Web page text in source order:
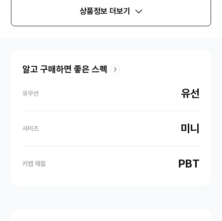
상품정보 더보기
알고 구매하면 좋은 스펙
유무선 유선
사이즈 미니
키캡 재질 PBT